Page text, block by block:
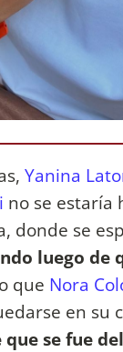
Yanina
no se estaría
donde se
luego de
que Nora
en su
se fue